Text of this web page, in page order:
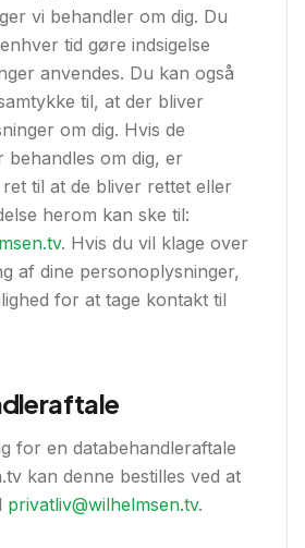
vi behandler om dig. Du
tid gøre indsigelse
anvendes. Du kan også
til, at der bliver
om dig. Hvis de
behandles om dig, er
til at de bliver rettet eller
herom kan ske til:
. Hvis du vil klage over
af dine personoplysninger,
for at tage kontakt til
for en databehandleraftale
kan denne bestilles ved at
privatliv@wilhelmsen.tv.